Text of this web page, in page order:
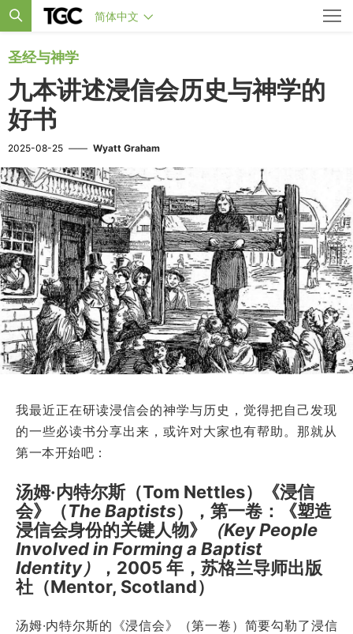
简体中文
圣经与神学
九本讲述浸信会历史与神学的
好书
2025-08-25 —— Wyatt Graham
我最近正在研读浸信会的神学与历史，觉得把自己发现
的一些必读书分享出来，或许对大家也有帮助。那就从
第一本开始吧：
汤姆·内特尔斯（Tom Nettles）《浸信
会》（The Baptists），第一卷：《塑造
浸信会身份的关键人物》
（Key People
Involved in Forming a Baptist
Identity）
，2005 年，苏格兰导师出版
社（Mentor, Scotland）
汤姆·内特尔斯的《浸信会》（第一卷）简要勾勒了浸信